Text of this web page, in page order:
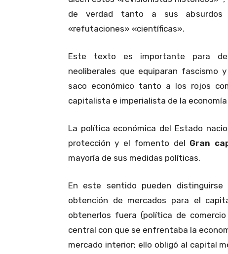
de verdad tanto a sus absurdos
«refutaciones» «científicas».
Este texto es importante para
neoliberales que equiparan fascismo
saco económico tanto a los rojos
capitalista e imperialista de la
La política económica del Estado
protección y el fomento del Gran
mayoría de sus medidas políticas.
En este sentido pueden
obtención de mercados para el
obtenerlos fuera (política de
central con que se enfrentaba la
mercado interior; ello obligó al capital